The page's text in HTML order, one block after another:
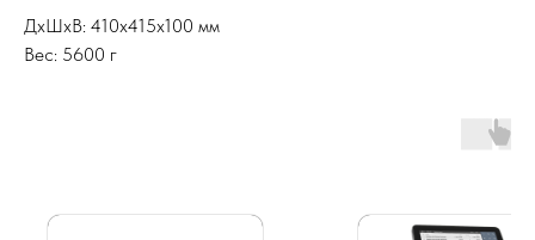
ДxШxВ: 410x415x100 мм
Вес: 5600 г